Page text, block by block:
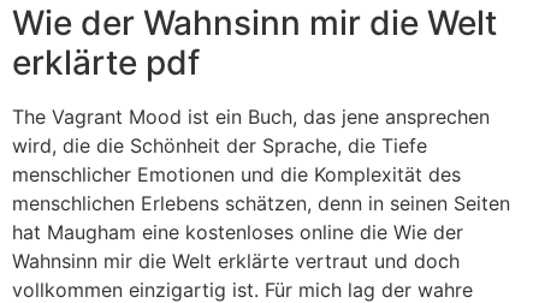
Wie der Wahnsinn mir die Welt
erklärte pdf
The Vagrant Mood ist ein Buch, das jene ansprechen
wird, die die Schönheit der Sprache, die Tiefe
menschlicher Emotionen und die Komplexität des
menschlichen Erlebens schätzen, denn in seinen Seiten
hat Maugham eine kostenloses online die Wie der
Wahnsinn mir die Welt erklärte vertraut und doch
vollkommen einzigartig ist. Für mich lag der wahre